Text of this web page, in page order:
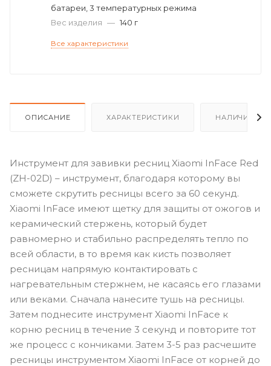
батареи, 3 температурных режима
Вес изделия — 140 г
Все характеристики
ОПИСАНИЕ ХАРАКТЕРИСТИКИ НАЛИЧИЕ
Инструмент для завивки ресниц Xiaomi InFace Red
(ZH-02D) – инструмент, благодаря которому вы
сможете скрутить ресницы всего за 60 секунд.
Xiaomi InFace имеют щетку для защиты от ожогов и
керамический стержень, который будет
равномерно и стабильно распределять тепло по
всей области, в то время как кисть позволяет
ресницам напрямую контактировать с
нагревательным стержнем, не касаясь его глазами
или веками. Сначала нанесите тушь на ресницы.
Затем поднесите инструмент Xiaomi InFace к
корню ресниц в течение 3 секунд и повторите тот
же процесс с кончиками. Затем 3-5 раз расчешите
ресницы инструментом Xiaomi InFace от корней до